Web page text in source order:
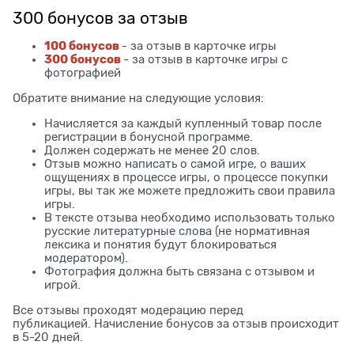
300 бонусов за отзыв
100 бонусов - за отзыв в карточке игры
300 бонусов - за отзыв в карточке игры с
фотографией
Обратите внимание на следующие условия:
Начисляется за каждый купленный товар после
регистрации в бонусной программе.
Должен содержать не менее 20 слов.
Отзыв можно написать о самой игре, о ваших
ощущениях в процессе игры, о процессе покупки
игры, вы так же можете предложить свои правила
игры.
В тексте отзыва необходимо использовать только
русские литературные слова (не нормативная
лексика и понятия будут блокироваться
модератором).
Фотография должна быть связана с отзывом и
игрой.
Все отзывы проходят модерацию перед
публикацией. Начисление бонусов за отзыв происходит
в 5-20 дней.